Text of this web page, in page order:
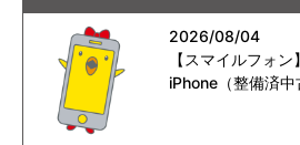
2026/08/04
【スマイルフォ
iPhone（整備済